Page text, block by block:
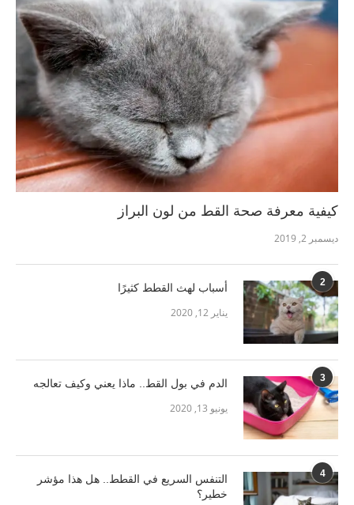
كيفية معرفة صحة القط من لون البراز
ديسمبر 2, 2019
2 أسباب لهث القطط كثيرًا
يناير 12, 2020
3 الدم في بول القط.. ماذا يعني وكيف تعالجه
يونيو 13, 2020
4
التنفس السريع في القطط.. هل هذا مؤشر
خطير؟